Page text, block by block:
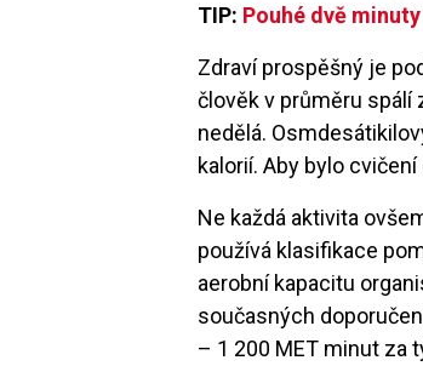
TIP: Pouhé dvě
Zdraví prospěšný je
člověk v průměru spálí
nedělá.
kalorií. Aby bylo
Ne každá aktivita
používá klasifikace
aerobní kapacitu
současných
– 1 200 MET minut za